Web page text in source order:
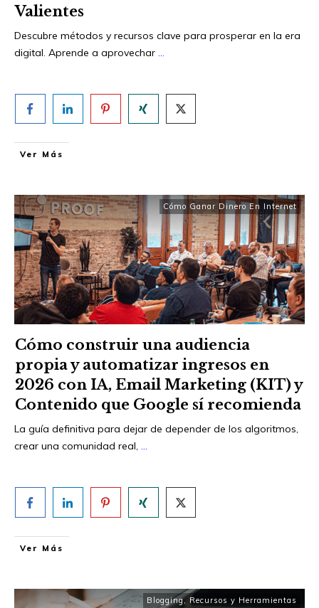
Valientes
Descubre métodos y recursos clave para prosperar en la era
digital. Aprende a aprovechar
Ver Más
Cómo Ganar Dinero En Internet
Cómo construir una audiencia
propia y automatizar ingresos en
2026 con IA, Email Marketing (KIT) y
Contenido que Google sí recomienda
La guía definitiva para dejar de depender de los algoritmos,
crear una comunidad real, ...
Ver Más
Blogging, Recursos y Herramientas